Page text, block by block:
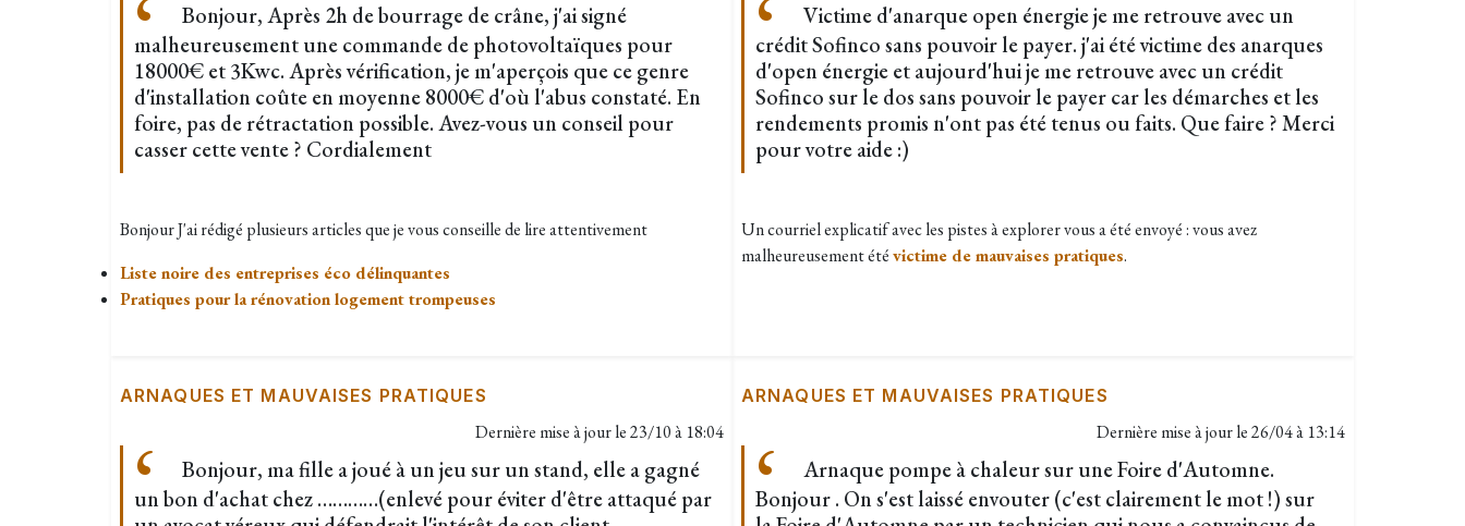
Bonjour, Après 2h de bourrage de crâne, j'ai signé
malheureusement une commande de photovoltaïques pour
18000€ et 3Kwc. Après vérification, je m'aperçois que ce genre
d'installation coûte en moyenne 8000€ d'où l'abus constaté. En
foire, pas de rétractation possible. Avez-vous un conseil pour
casser cette vente ? Cordialement
Bonjour J'ai rédigé plusieurs articles que je vous conseille de lire attentivement
Liste noire des entreprises éco délinquantes
Pratiques pour la rénovation logement trompeuses
Victime d'anarque open énergie je me retrouve avec un
crédit Sofinco sans pouvoir le payer. j'ai été victime des anarques
d'open énergie et aujourd'hui je me retrouve avec un crédit
Sofinco sur le dos sans pouvoir le payer car les démarches et les
rendements promis n'ont pas été tenus ou faits. Que faire ? Merci
pour votre aide :)
Un courriel explicatif avec les pistes à explorer vous a été envoyé : vous avez
malheureusement étévictime de mauvaises pratiques.
ARNAQUES ET MAUVAISES PRATIQUES
Dernière mise à jour le23/10 à 18:04
Bonjour, ma fille a joué à un jeu sur un stand, elle a gagné
un bon d'achat chez …………(enlevé pour éviter d'être attaqué par
ARNAQUES ET MAUVAISES PRATIQUES
Dernière mise à jour le26/04 à 13:14
Arnaque pompe à chaleur sur une Foire d'Automne.
Bonjour . On s'est laissé envouter (c'est clairement le mot !) sur